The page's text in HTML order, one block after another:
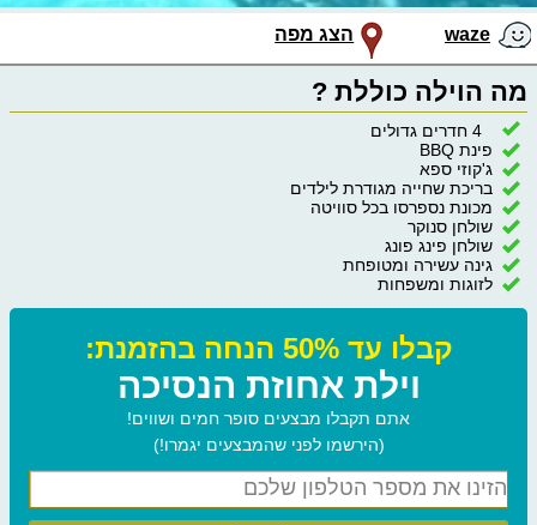
waze הצג מפה
מה הוילה כוללת ?
4 חדרים גדולים
פינת BBQ
ג'קוזי ספא
בריכת שחייה מגודרת לילדים
מכונת נספרסו בכל סוויטה
שולחן סנוקר
שולחן פינג פונג
גינה עשירה ומטופחת
לזוגות ומשפחות
קבלו עד 50% הנחה בהזמנת:
וילת אחוזת הנסיכה
אתם תקבלו מבצעים סופר חמים ושווים!
(הירשמו לפני שהמבצעים יגמרו!)